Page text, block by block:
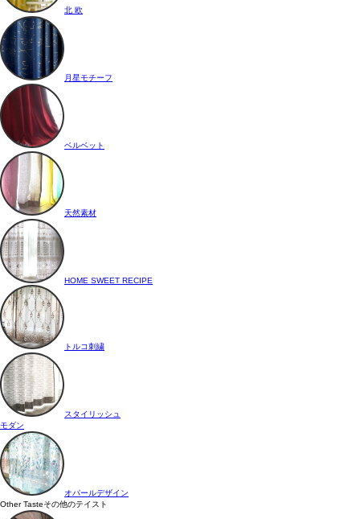
北 欧
月星モチーフ
ベルベット
天然素材
HOME SWEET RECIPE
トルコ刺繍
スタイリッシュ
モダン
オパールデザイン
Other Tasteその他のテイスト